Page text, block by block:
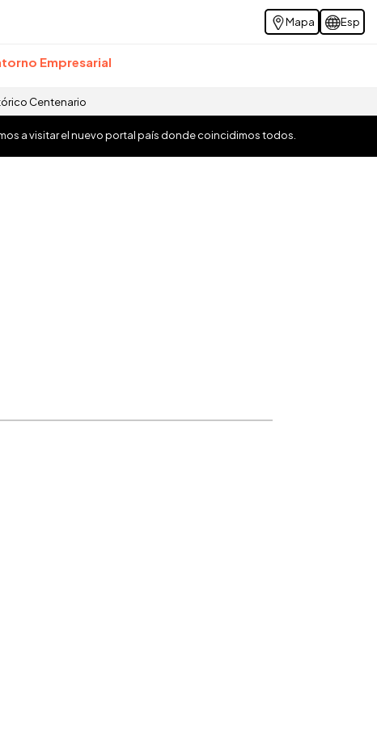
Mapa Esp
Empresarial
Centenario
a visitar el nuevo portal país donde coincidimos todos.